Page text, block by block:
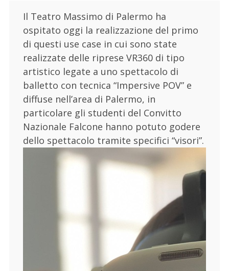
Il Teatro Massimo di Palermo ha
ospitato oggi la realizzazione del primo
di questi use case in cui sono state
realizzate delle riprese VR360 di tipo
artistico legate a uno spettacolo di
balletto con tecnica “Impersive POV” e
diffuse nell’area di Palermo, in
particolare gli studenti del Convitto
Nazionale Falcone hanno potuto godere
dello spettacolo tramite specifici “visori”.